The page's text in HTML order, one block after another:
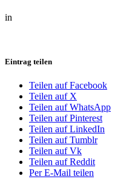
in
Eintrag teilen
Teilen auf Facebook
Teilen auf X
Teilen auf WhatsApp
Teilen auf Pinterest
Teilen auf LinkedIn
Teilen auf Tumblr
Teilen auf Vk
Teilen auf Reddit
Per E-Mail teilen